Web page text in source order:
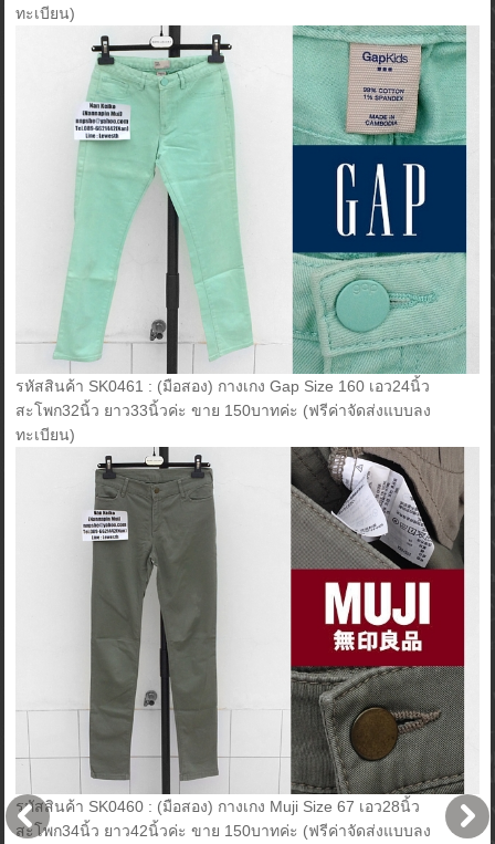
ทะเบียน)
รหัสสินค้า SK0461 : (มือสอง) กางเกง Gap Size 160 เอว24นิ้ว
สะโพก32นิ้ว ยาว33นิ้วค่ะ ขาย 150บาทค่ะ (ฟรีค่าจัดส่งแบบลง
ทะเบียน)
รหัสสินค้า SK0460 : (มือสอง) กางเกง Muji Size 67 เอว28นิ้ว
สะโพก34นิ้ว ยาว42นิ้วค่ะ ขาย 150บาทค่ะ (ฟรีค่าจัดส่งแบบลง